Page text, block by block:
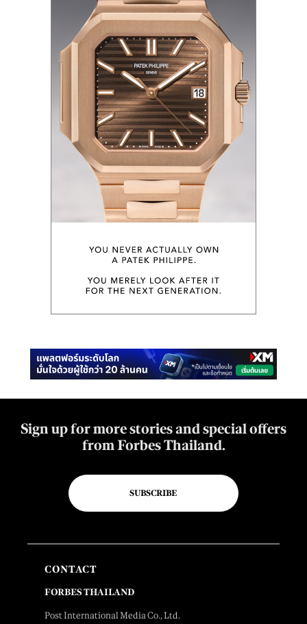
Sign up for more stories and special offers
from Forbes Thailand.
SUBSCRIBE
CONTACT
FORBES THAILAND
Post International Media Co., Ltd.